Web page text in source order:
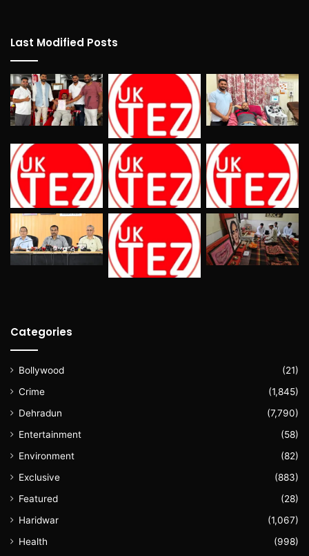
Last Modified Posts
Categories
Bollywood
(21)
Crime
(1,845)
Dehradun
(7,790)
Entertainment
(58)
Environment
(82)
Exclusive
(883)
Featured
(28)
Haridwar
(1,067)
Health
(998)